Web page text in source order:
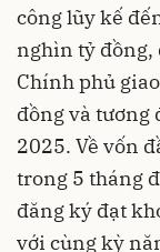
công lũy kế
nghìn tỷ đồng,
Chính phủ
đồng và tương
2025. Về vốn
trong 5 tháng
đăng ký đạt
với cùng kỳ